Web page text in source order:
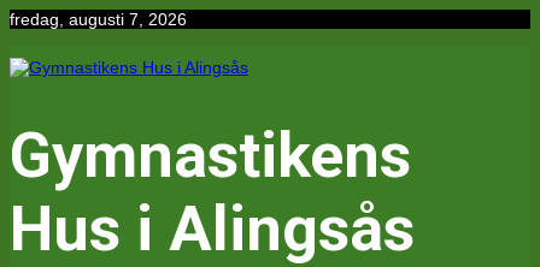
Hoppa
innehåll
fredag, augusti 7, 2026
Gymnastikens
Hus i Alingsås